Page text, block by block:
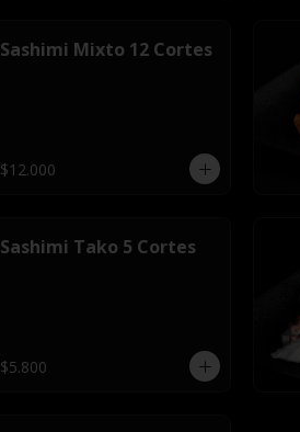
Sashimi Mixto 12 Cortes
$12.000
Sashimi Tako 5 Cortes
$5.800